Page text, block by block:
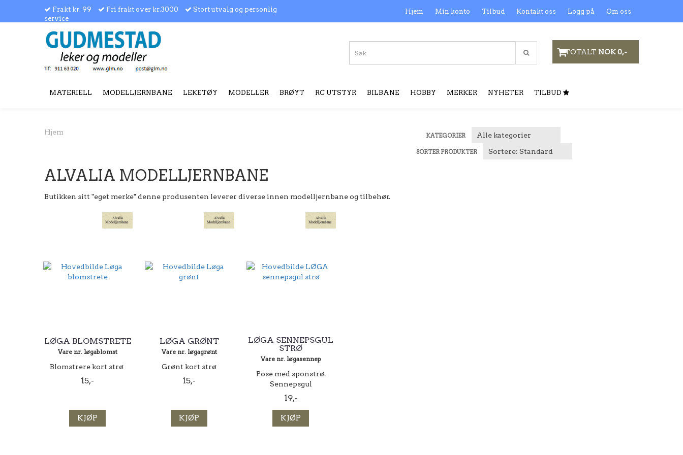
Frakt kr. 99 Fri frakt over kr.3000
Stort utvalg og personlig
service
Hjem Min konto Tilbud Kontakt oss Logg på Om oss
TOTALT NOK 0,-
MATERIELL MODELLJERNBANE LEKETØY MODELLER BRØYT RC UTSTYR BILBANE HOBBY MERKER NYHETER TILBUD
Hjem KATEGORIER
SORTER PRODUKTER
ALVALIA MODELLJERNBANE
Butikken sitt "eget merke" denne produsenten leverer diverse innen modelljernbane og tilbehør.
LØGA BLOMSTRETE
Vare nr. løgablomst
Blomstrere kort strø
15,-
KJØP
LØGA GRØNT
Vare nr. løgagrønt
Grønt kort strø
15,-
KJØP
LØGA SENNEPSGUL
STRØ
Vare nr. løgasennep
Pose med sponstrø.
Sennepsgul
19,-
KJØP